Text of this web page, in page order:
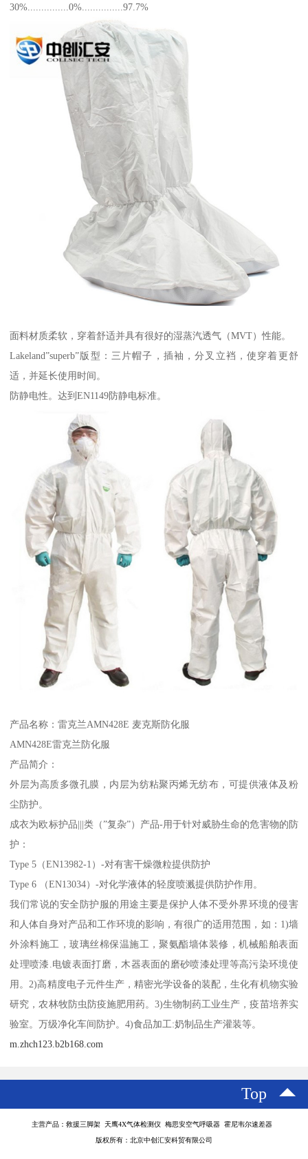
30%...............0%...............97.7%
面料材质柔软，穿着舒适并具有很好的湿蒸汽透气（MVT）性能。
Lakeland”superb”版型：三片帽子，插袖，分叉立裆，使穿着更舒
适，并延长使用时间。
防静电性。达到EN1149防静电标准。
产品名称：雷克兰AMN428E 麦克斯防化服
AMN428E雷克兰防化服
产品简介：
外层为高质多微孔膜，内层为纺粘聚丙烯无纺布，可提供液体及粉
尘防护。
成衣为欧标护品|||类（”复杂”）产品-用于针对威胁生命的危害物的防
护：
Type 5（EN13982-1）-对有害干燥微粒提供防护
Type 6 （EN13034）-对化学液体的轻度喷溅提供防护作用。
我们常说的安全防护服的用途主要是保护人体不受外界环境的侵害
和人体自身对产品和工作环境的影响，有很广的适用范围，如：1)墙
外涂料施工，玻璃丝棉保温施工，聚氨酯墙体装修，机械船舶表面
处理喷漆.电镀表面打磨，木器表面的磨砂喷漆处理等高污染环境使
用。2)高精度电子元件生产，精密光学设备的装配，生化有机物实验
研究，农林牧防虫防疫施肥用药。3)生物制药工业生产，疫苗培养实
验室。万级净化车间防护。4)食品加工:奶制品生产灌装等。
m.zhch123.b2b168.com
Top
主营产品：救援三脚架 天鹰4X气体检测仪 梅思安空气呼吸器 霍尼韦尔速差器
版权所有：北京中创汇安科贸有限公司